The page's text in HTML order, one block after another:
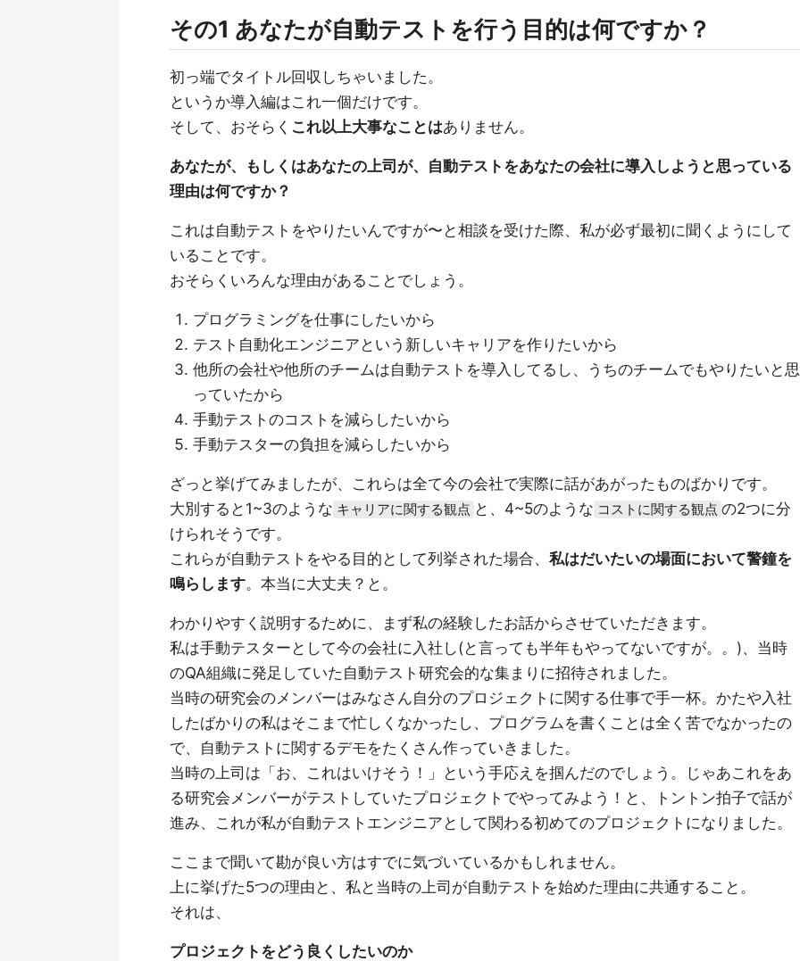
その1 あなたが自動テストを行う目的は何ですか？
初っ端でタイトル回収しちゃいました。
というか導入編はこれ一個だけです。
そして、おそらく これ以上大事なことはありません。
あなたが、もしくはあなたの上司が、自動テストをあなたの会社に導入しようと思っている
理由は何ですか？
これは自動テストをやりたいんですが〜と相談を受けた際、私が必ず最初に聞くようにして
いることです。
おそらくいろんな理由があることでしょう。
プログラミングを仕事にしたいから
テスト自動化エンジニアという新しいキャリアを作りたいから
他所の会社や他所のチームは自動テストを導入してるし、うちのチームでもやりたいと思
っていたから
手動テストのコストを減らしたいから
手動テスターの負担を減らしたいから
ざっと挙げてみましたが、これらは全て今の会社で実際に話があがったものばかりです。
大別すると1~3のような キャリアに関する観点 と、4~5のような コストに関する観点 の2つに分
けられそうです。
これらが自動テストをやる目的として列挙された場合、 私はだいたいの場面において警鐘を
鳴らします。本当に大丈夫？と。
わかりやすく説明するために、まず私の経験したお話からさせていただきます。
私は手動テスターとして今の会社に入社し(と言っても半年もやってないですが。。)、当時
のQA組織に発足していた自動テスト研究会的な集まりに招待されました。
当時の研究会のメンバーはみなさん自分のプロジェクトに関する仕事で手一杯。かたや入社
したばかりの私はそこまで忙しくなかったし、プログラムを書くことは全く苦でなかったの
で、自動テストに関するデモをたくさん作っていきました。
当時の上司は「お、これはいけそう！」という手応えを掴んだのでしょう。じゃあこれをあ
る研究会メンバーがテストしていたプロジェクトでやってみよう！と、トントン拍子で話が
進み、これが私が自動テストエンジニアとして関わる初めてのプロジェクトになりました。
ここまで聞いて勘が良い方はすでに気づいているかもしれません。
上に挙げた5つの理由と、私と当時の上司が自動テストを始めた理由に共通すること。
それは、
プロジェクトをどう良くしたいのか